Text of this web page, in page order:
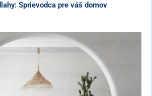
Sprievodca pre váš domov